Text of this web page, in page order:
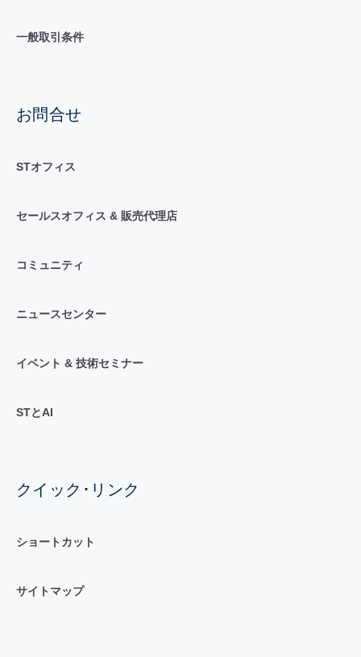
一般取引条件
お問合せ
STオフィス
セールスオフィス & 販売代理店
コミュニティ
ニュースセンター
イベント & 技術セミナー
STとAI
クイック･リンク
ショートカット
サイトマップ